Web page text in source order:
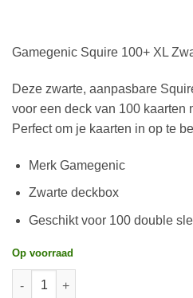
Gamegenic Squire 100+ XL
Deze zwarte, aanpasbare
voor een deck van 100 kaarten
Perfect om je kaarten in op te
Merk Gamegenic
Zwarte deckbox
Geschikt voor 100 double
Op voorraad